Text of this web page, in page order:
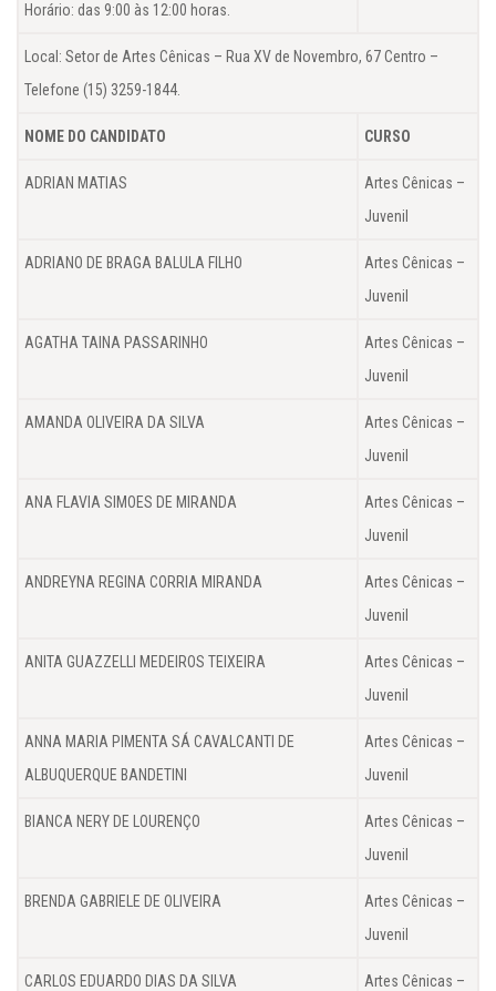
Horário: das 9:00 às 12:00 horas.
Local: Setor de Artes Cênicas – Rua XV de Novembro, 67 Centro –
Telefone (15) 3259-1844.
NOME DO CANDIDATO CURSO
ADRIAN MATIAS
Artes Cênicas –
Juvenil
ADRIANO DE BRAGA BALULA FILHO
Artes Cênicas –
Juvenil
AGATHA TAINA PASSARINHO
Artes Cênicas –
Juvenil
AMANDA OLIVEIRA DA SILVA
Artes Cênicas –
Juvenil
ANA FLAVIA SIMOES DE MIRANDA
Artes Cênicas –
Juvenil
ANDREYNA REGINA CORRIA MIRANDA
Artes Cênicas –
Juvenil
ANITA GUAZZELLI MEDEIROS TEIXEIRA
Artes Cênicas –
Juvenil
ANNA MARIA PIMENTA SÁ CAVALCANTI DE
ALBUQUERQUE BANDETINI
Artes Cênicas –
Juvenil
BIANCA NERY DE LOURENÇO
Artes Cênicas –
Juvenil
BRENDA GABRIELE DE OLIVEIRA
Artes Cênicas –
Juvenil
CARLOS EDUARDO DIAS DA SILVA
Artes Cênicas –